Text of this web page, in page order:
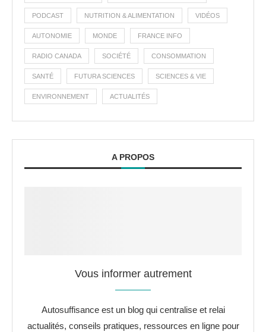
PODCAST NUTRITION & ALIMENTATION VIDÉOS
AUTONOMIE MONDE FRANCE INFO
RADIO CANADA SOCIÉTÉ CONSOMMATION
SANTÉ FUTURA SCIENCES SCIENCES & VIE
ENVIRONNEMENT ACTUALITÉS
A PROPOS
Vous informer autrement
Autosuffisance est un blog qui centralise et relai
actualités, conseils pratiques, ressources en ligne pour